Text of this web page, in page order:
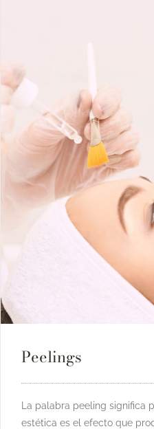
Peelings
La palabra peeling significa
estética es el efecto que